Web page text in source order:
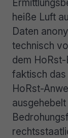
heiße Luft
Daten
technisch
dem
faktisch
HoRst-